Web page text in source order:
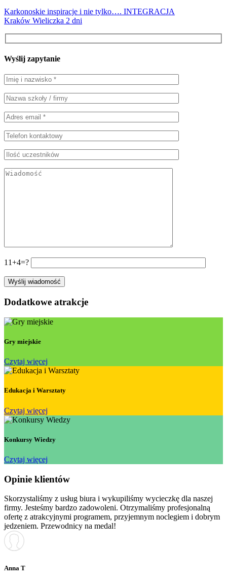
Karkonoskie inspiracje i nie tylko…. INTEGRACJA
Kraków Wieliczka 2 dni
Wyślij zapytanie
11+4=?
Dodatkowe atrakcje
Gry miejskie
Czytaj więcej
Edukacja i Warsztaty
Czytaj więcej
Konkursy Wiedzy
Czytaj więcej
Opinie klientów
Skorzystaliśmy z usług biura i wykupiliśmy wycieczkę dla naszej
firmy. Jesteśmy bardzo zadowoleni. Otrzymaliśmy profesjonalną
ofertę z atrakcyjnymi programem, przyjemnym noclegiem i dobrym
jedzeniem. Przewodnicy na medal!
Anna T